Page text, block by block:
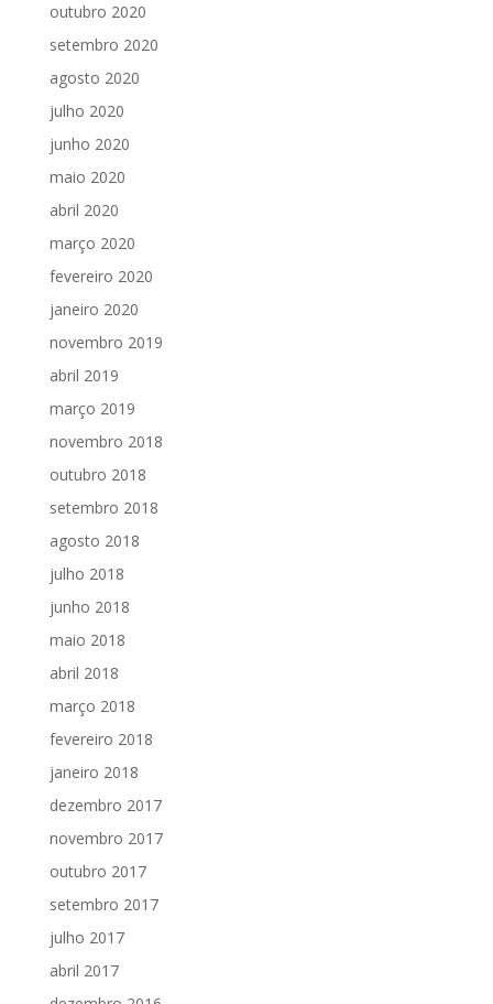
outubro 2020
setembro 2020
agosto 2020
julho 2020
junho 2020
maio 2020
abril 2020
março 2020
fevereiro 2020
janeiro 2020
novembro 2019
abril 2019
março 2019
novembro 2018
outubro 2018
setembro 2018
agosto 2018
julho 2018
junho 2018
maio 2018
abril 2018
março 2018
fevereiro 2018
janeiro 2018
dezembro 2017
novembro 2017
outubro 2017
setembro 2017
julho 2017
abril 2017